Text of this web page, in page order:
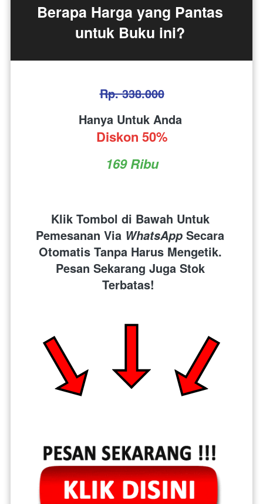
Berapa Harga yang Pantas
untuk Buku ini?
Rp. 338.000
Hanya Untuk Anda
Diskon 50%
169 Ribu
Klik Tombol di Bawah Untuk
Pemesanan Via WhatsApp Secara
Otomatis Tanpa Harus Mengetik.
Pesan Sekarang Juga Stok
Terbatas!